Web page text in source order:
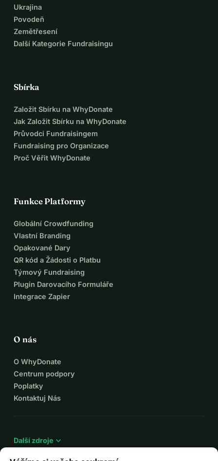
Ukrajina
Povodeň
Zemětřesení
Další Kategorie Fundraisingu
Sbírka
Založit Sbírku na WhyDonate
Jak Založit Sbírku na WhyDonate
Průvodci Fundraisingem
Fundraising pro Organizace
Proč Věřit WhyDonate
Funkce Platformy
Globální Crowdfunding
Vlastní Branding
Opakované Dary
QR kód a Žádosti o Platbu
Týmový Fundraising
Plugin Darovacího Formuláře
Integrace Zapier
O nás
O WhyDonate
Centrum podpory
Poplatky
Kontaktuj Nás
Další zdroje expand_more